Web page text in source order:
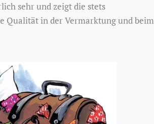
sehr und zeigt die stets
Qualität in der Vermarktung und beim